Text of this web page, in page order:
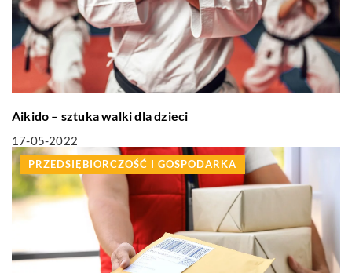
Aikido – sztuka walki dla dzieci
17-05-2022
PRZEDSIĘBIORCZOŚĆ I GOSPODARKA